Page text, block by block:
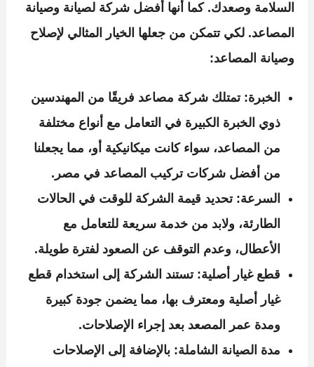
السلامة وصعدك. كما أنها أفضل شركة لصيانة وصيانة
المصاعد. لكي تتمكن من جعلها الخيار المثالي لإصلاح
وصيانة المصاعد:
الخبرة: تمتلك شركة مصاعد فريقًا من المهندسين
ذوي الخبرة الكبيرة في التعامل مع أنواع مختلفة
من المصاعد، سواء كانت ميكانيكية أو، مما يجعلنا
من أفضل شركات تركيب المصاعد في مصر.
السرعة: تحديد قيمة الشركة للوقت في الحالات
الطارئة، ولابد من خدمة سريعة للتعامل مع
الأعطال، وعدم التوقف عن الصعود لفترة طويلة.
قطع غيار أصلية: تستند الشركة إلى استخدام قطع
غيار أصلية ومعترف بها، مما يضمن جودة كبيرة
ومدة عمر المصعد بعد إجراء الإصلاحات.
مدة الصيانة الشاملة: بالإضافة إلى الإصلاحات